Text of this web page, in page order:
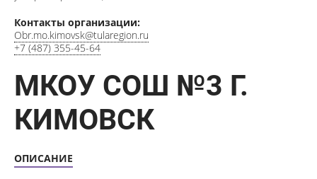
Obr.mo.kimovsk@tularegion.ru
+7 (487) 355-45-64
МКОУ СОШ №3 Г.
КИМОВСК
ПОМЕЩЕНИЯ